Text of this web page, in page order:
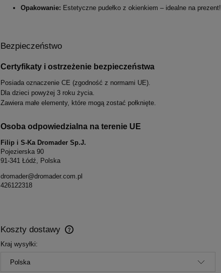
Opakowanie: Estetyczne pudełko z okienkiem – idealne na prezent!
Bezpieczeństwo
Certyfikaty i ostrzeżenie bezpieczeństwa
Posiada oznaczenie CE (zgodność z normami UE).
Dla dzieci powyżej 3 roku życia.
Zawiera małe elementy, które mogą zostać połknięte.
Osoba odpowiedzialna na terenie UE
Filip i S-Ka Dromader Sp.J.
Pojezierska 90
91-341 Łódź, Polska
dromader@dromader.com.pl
426122318
Koszty dostawy
Kraj wysyłki: